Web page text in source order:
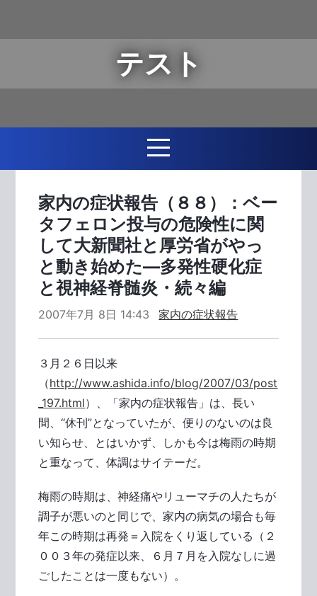
テスト
家内の症状報告（８８）：ベー
タフェロン投与の危険性に関
して大新聞社と厚労省がやっ
と動き始めた―多発性硬化症
と視神経脊髄炎・続々編
2007年7月 8日 14:43 家内の症状報告
３月２６日以来
（http://www.ashida.info/blog/2007/03/post
_197.html）、「家内の症状報告」は、長い
間、“休刊”となっていたが、便りのないのは良
い知らせ、とはいかず、しかも今は梅雨の時期
と重なって、体調はサイテーだ。
梅雨の時期は、神経痛やリューマチの人たちが
調子が悪いのと同じで、家内の病気の場合も毎
年この時期は再発＝入院をくり返している（２
００３年の発症以来、６月７月を入院なしに過
ごしたことは一度もない）。